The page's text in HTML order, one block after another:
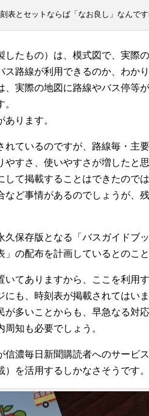
表とセットならば「なお良し」なんです
たもの）は、模式図で、実際
路線が利用できるのか、わか
実際の地図に路線やバス停等
ります。
ているのですが、路線毎・主
やすさ、使いやすさが増したと
て掲載することはできたので
ど事情があるのでしょうが、
保存版となる「バスガイドブ
の配布を計画しているとのこと
てありますから、ここを利用
も、時刻表が掲載されてはい
多いことからも、早急なる対応
知も必要でしょう。
濃毎日新聞購読者へのサービ
を活用するしかなさそうです。